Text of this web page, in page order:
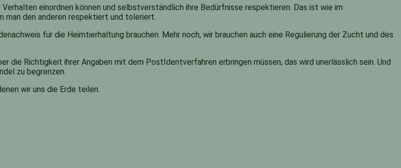
einordnen können und selbstverständlich ihre Bedürfnisse respektieren. Das ist wie im
man den anderen respektiert und toleriert.
für die Heimtierhaltung brauchen. Mehr noch, wir brauchen auch eine Regulierung der Zucht und des
die Richtigkeit ihrer Angaben mit dem PostIdentverfahren erbringen müssen, das wird unerlässlich sein. Und
zu begrenzen.
wir uns die Erde teilen.